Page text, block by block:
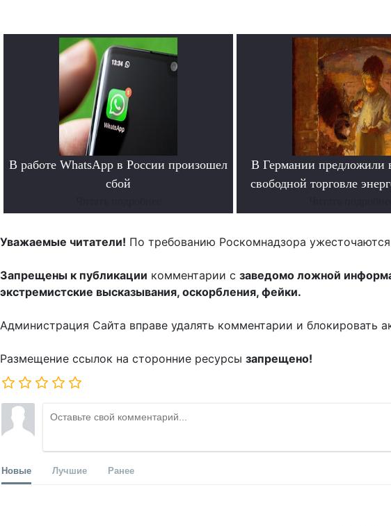
В работе WhatsApp в России произошел
сбой
В Германии предложили
свободной торговле
Уважаемые читатели! По требованию Роскомнадзора
Запрещены к публикации комментарии с заведомо ложной
экстремистские высказывания, оскорбления, фейки.
Администрация Сайта вправе удалять комментарии и блокировать
Размещение ссылок на сторонние ресурсы запрещено!
Новые Лучшие Ранее